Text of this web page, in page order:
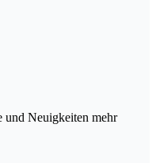
und Neuigkeiten mehr